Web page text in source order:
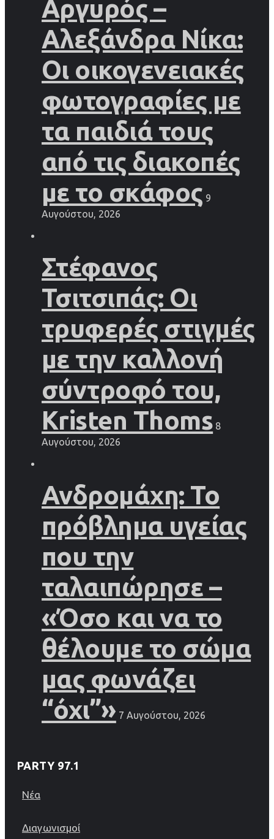
Αργυρός –
Αλεξάνδρα Νίκα:
Οι οικογενειακές
φωτογραφίες με
τα παιδιά τους
από τις διακοπές
με το σκάφος 9
Αυγούστου, 2026
Στέφανος
Τσιτσιπάς: Οι
τρυφερές στιγμές
με την καλλονή
σύντροφό του,
Kristen Thoms 8
Αυγούστου, 2026
Ανδρομάχη: Το
πρόβλημα υγείας
που την
ταλαιπώρησε –
«Όσο και να το
θέλουμε το σώμα
μας φωνάζει
“όχι”» 7 Αυγούστου, 2026
PARTY 97.1
Νέα
Διαγωνισμοί